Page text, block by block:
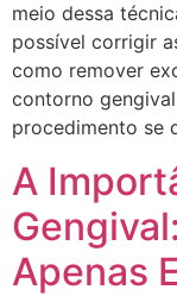
meio dessa
possível corrigir
como remover
contorno
procedimento se
A
Apenas